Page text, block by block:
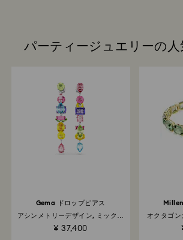
パーティージュエリーの
Gema ドロップピアス
アシンメトリーデザイン, ミックス
ウム・プレーティング
¥ 37,400
オクタゴン